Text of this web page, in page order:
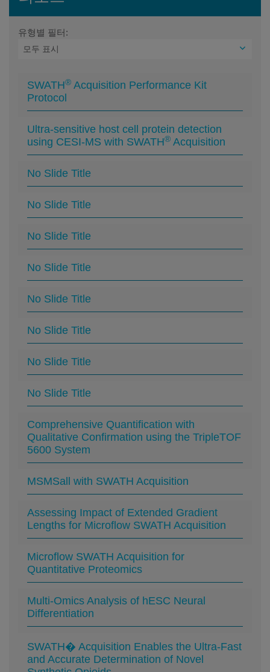
유형별 필터:
SWATH® Acquisition Performance Kit
Protocol
Ultra-sensitive host cell protein detection
using CESI-MS with SWATH® Acquisition
No Slide Title
No Slide Title
No Slide Title
No Slide Title
No Slide Title
No Slide Title
No Slide Title
No Slide Title
Comprehensive Quantification with
Qualitative Confirmation using the TripleTOF
5600 System
MSMSall with SWATH Acquisition
Assessing Impact of Extended Gradient
Lengths for Microflow SWATH Acquisition
Microflow SWATH Acquisition for
Quantitative Proteomics
Multi-Omics Analysis of hESC Neural
Differentiation
SWATH� Acquisition Enables the Ultra-Fast
and Accurate Determination of Novel